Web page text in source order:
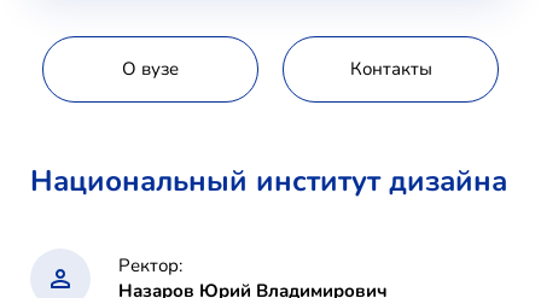
О вузе Контакты
Национальный институт дизайна
Ректор:
Назаров Юрий Владимирович